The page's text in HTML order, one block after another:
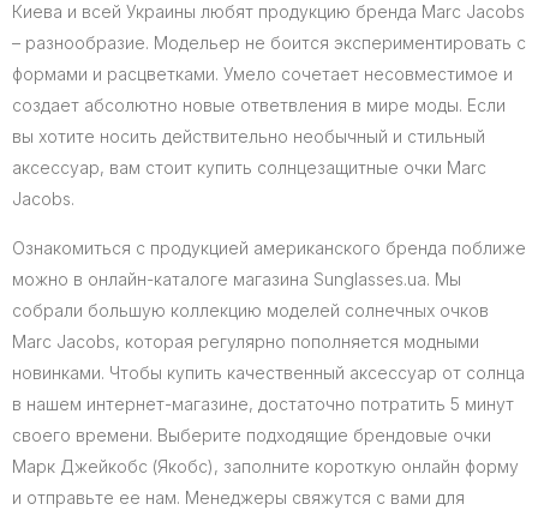
Киева и всей Украины любят продукцию бренда Marc Jacobs
– разнообразие. Модельер не боится экспериментировать с
формами и расцветками. Умело сочетает несовместимое и
создает абсолютно новые ответвления в мире моды. Если
вы хотите носить действительно необычный и стильный
аксессуар, вам стоит купить солнцезащитные очки Marc
Jacobs.
Ознакомиться с продукцией американского бренда поближе
можно в онлайн-каталоге магазина Sunglasses.ua. Мы
собрали большую коллекцию моделей солнечных очков
Marc Jacobs, которая регулярно пополняется модными
новинками. Чтобы купить качественный аксессуар от солнца
в нашем интернет-магазине, достаточно потратить 5 минут
своего времени. Выберите подходящие брендовые очки
Марк Джейкобс (Якобс), заполните короткую онлайн форму
и отправьте ее нам. Менеджеры свяжутся с вами для